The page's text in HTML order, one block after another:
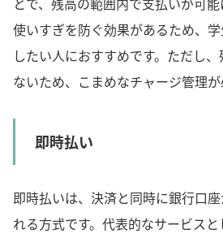
使いすぎを防ぐ効果があるため、
したい人におすすめです。ただし
ないため、こまめなチャージ管理が
即時払い
即時払いは、決済と同時に銀行口
れる方式です。代表的なサービス